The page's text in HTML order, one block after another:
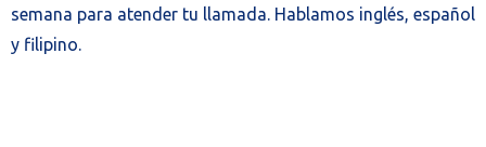
semana para atender tu llamada. Hablamos inglés, español
y filipino.